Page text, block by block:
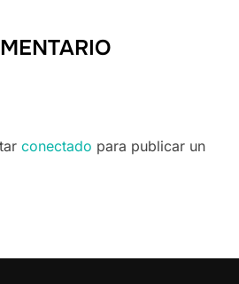
conectado para publicar un